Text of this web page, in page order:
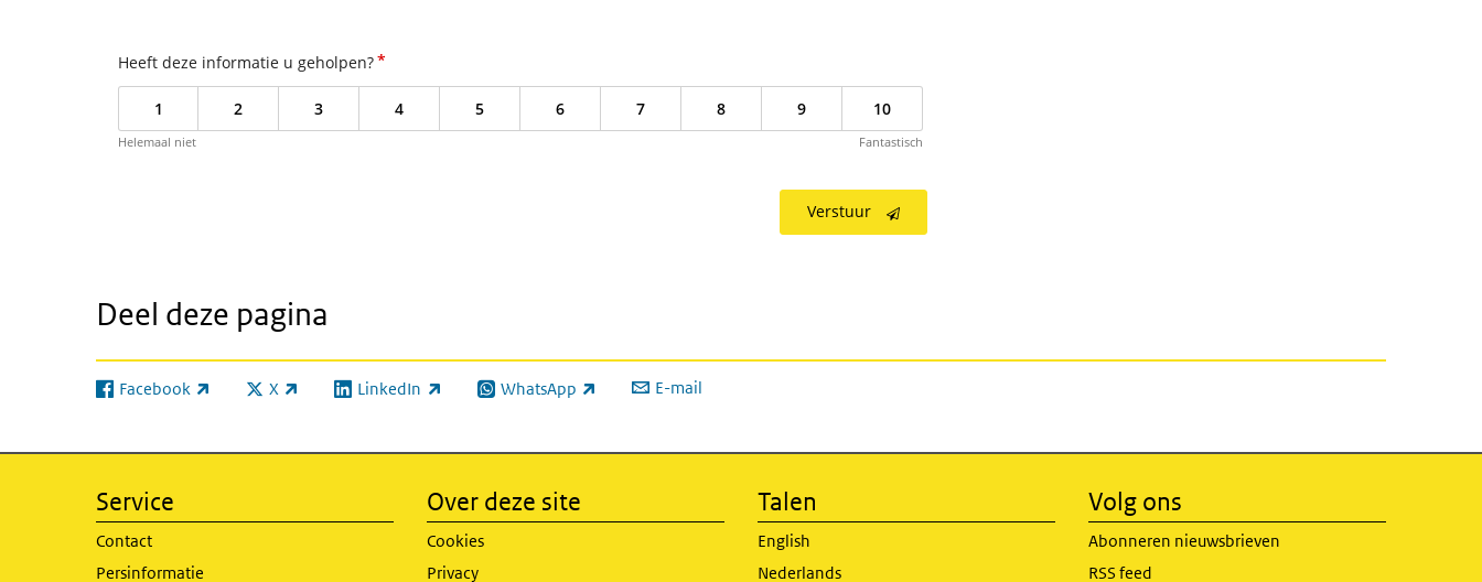
Heeft deze informatie u geholpen?*
1 2 3 4 5 6 7 8 9 10
Helemaal niet Fantastisch
Verstuur
Deel deze pagina
Facebook
(externe link) X
(externe link) LinkedIn
(externe link) WhatsApp
(externe link) E-mail
Service
Contact
Persinformatie
Over deze site
Cookies
Privacy
Talen
English
Nederlands
Volg ons
Abonneren nieuwsbrieven
RSS feed